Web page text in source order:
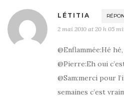
LÉTITIA
2 mai 2010 at 20 h 05
@Enflammée:Hé
@Pierre:Eh oui
@Sam:merci pour
semaines c’est